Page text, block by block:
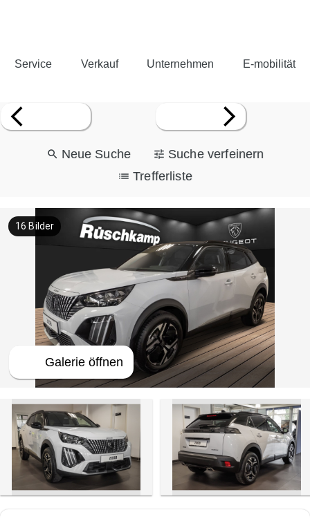
Service Verkauf Unternehmen E-mobilität
Neue Suche
Suche verfeinern
Trefferliste
Galerie öffnen
16 Bilder